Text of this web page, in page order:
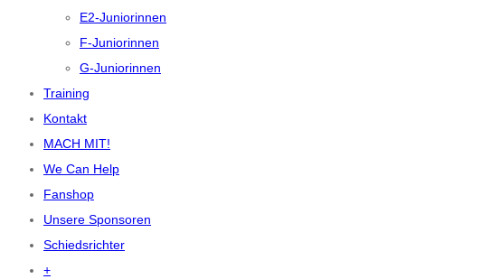
E2-Juniorinnen
F-Juniorinnen
G-Juniorinnen
Training
Kontakt
MACH MIT!
We Can Help
Fanshop
Unsere Sponsoren
Schiedsrichter
+